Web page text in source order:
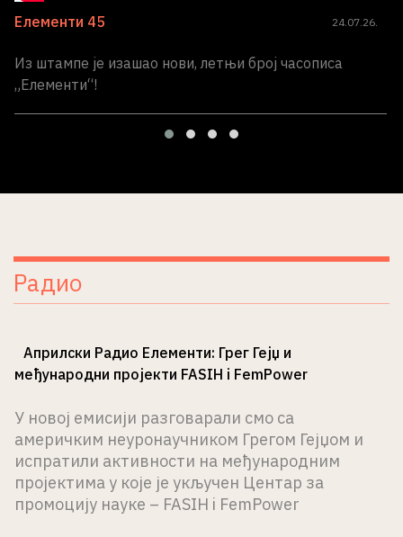
Елементи 45 24.07.26.
Из штампе је изашао нови, летњи број часописа
„Елементи“!
Радио
Априлски Радио Елементи: Грег Гејџ и
међународни пројекти FASIH i FemPower
У новој емисији разговарали смо са
америчким неуронаучником Грегом Гејџом и
испратили активности на међународним
пројектима у које је укључен Центар за
промоцију науке – FASIH i FemPower